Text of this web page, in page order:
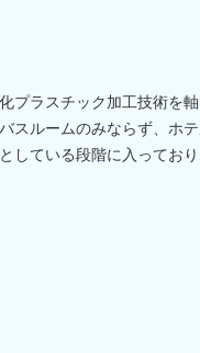
プラスチック加工技術を
スルームのみならず、ホ
している段階に入ってお